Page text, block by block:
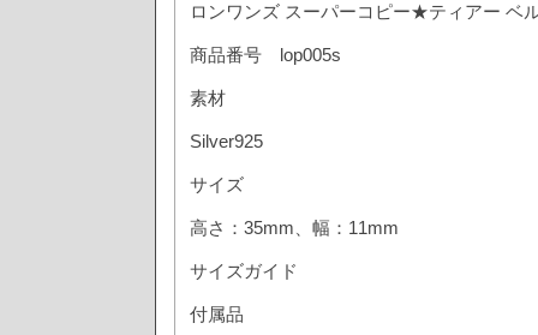
ロンワンズ スーパーコピー★ティアー ベ
商品番号 lop005s
素材
Silver925
サイズ
高さ：35mm、幅：11mm
サイズガイド
付属品